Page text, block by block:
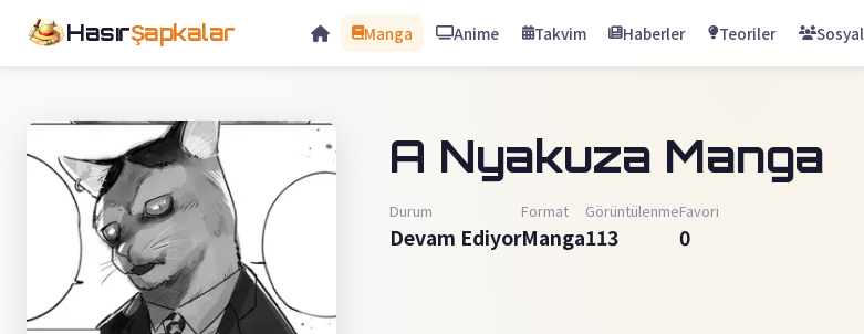
HasırŞapkalar Manga Anime Takvim Haberler Teoriler Sosyal
A Nyakuza Manga
Durum
Devam Ediyor
Format
Manga
Görüntülenme
113
Favori
0